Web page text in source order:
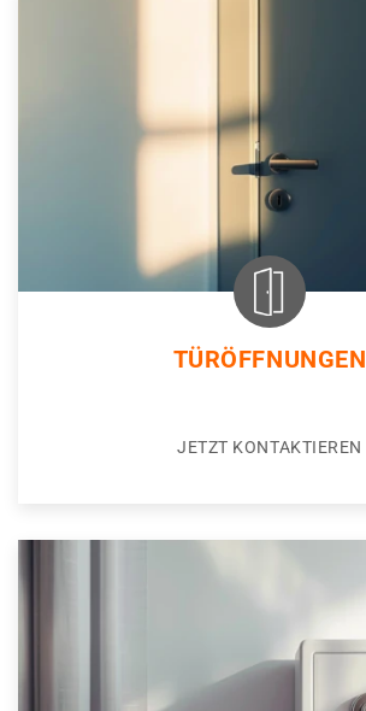
TÜRÖFFNUNGEN
JETZT KONTAKTIEREN